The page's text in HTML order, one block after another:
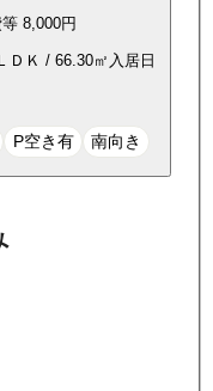
8,000円
ＤＫ / 66.30㎡ 入居日
P空き有 南向き